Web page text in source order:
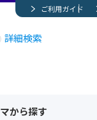
ご利用ガイド
詳細検索
から探す